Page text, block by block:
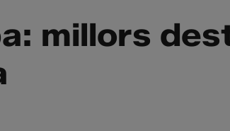
millors